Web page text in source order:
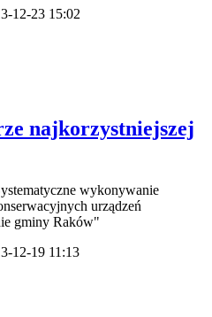
12-23 15:02
najkorzystniejszej
wykonywanie
urządzeń
gminy Raków"
12-19 11:13